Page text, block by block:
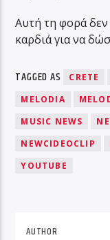
Αυτή τη φορά δεν
καρδιά για να
TAGGED AS CRETE
MELODIA
MUSIC NEWS
NEWCIDEOCLIP
YOUTUBE
AUTHOR